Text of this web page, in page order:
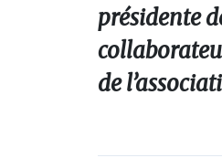
présidente
de